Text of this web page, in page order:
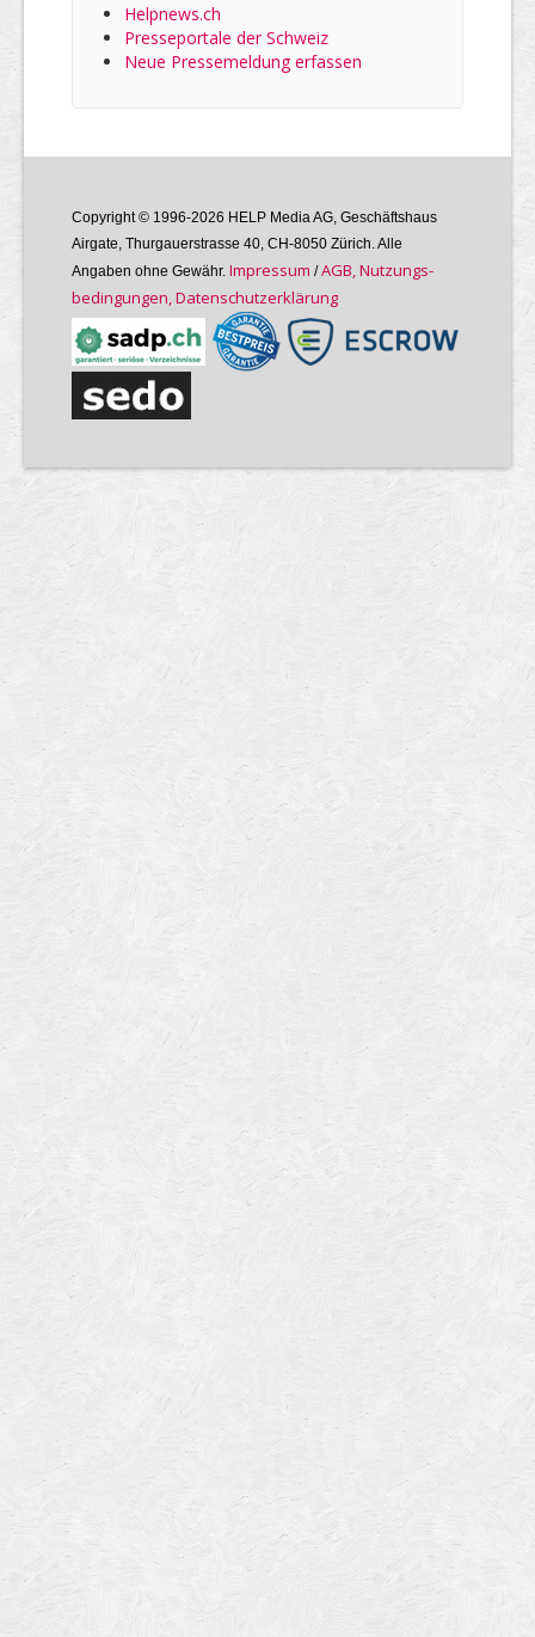
Helpnews.ch
Presseportale der Schweiz
Neue Pressemeldung erfassen
Copyright © 1996-2026 HELP Media AG, Geschäftshaus
Airgate, Thurgauer­strasse 40, CH-8050 Zürich. Alle
Angaben ohne Gewähr. Im­pres­sum /AGB, Nutzungs­
bedin­gungen, Daten­schutz­er­klärung